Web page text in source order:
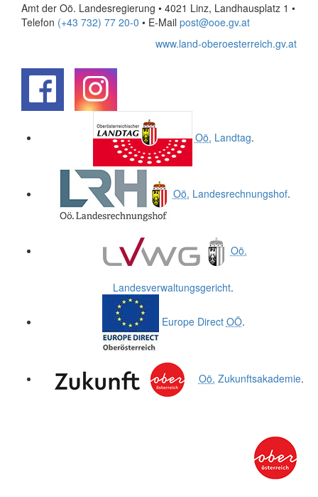
Amt der Oö. Landesregierung • 4021 Linz, Landhausplatz 1 •
Telefon (+43 732) 77 20-0 • E-Mail post@ooe.gv.at
www.land-oberoesterreich.gv.at
Oö. Landtag.
Oö. Landesrechnungshof.
Oö.
Landesverwaltungsgericht.
Europe Direct OÖ.
Oö. Zukunftsakademie.